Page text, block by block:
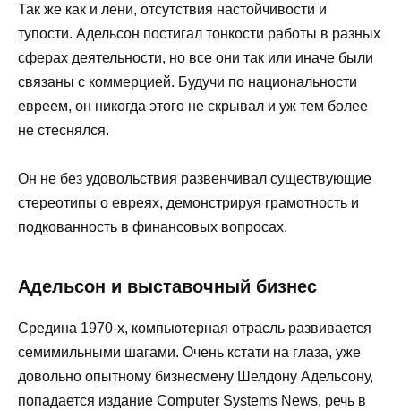
Так же как и лени, отсутствия настойчивости и
тупости. Адельсон постигал тонкости работы в разных
сферах деятельности, но все они так или иначе были
связаны с коммерцией. Будучи по национальности
евреем, он никогда этого не скрывал и уж тем более
не стеснялся.
Он не без удовольствия развенчивал существующие
стереотипы о евреях, демонстрируя грамотность и
подкованность в финансовых вопросах.
Адельсон и выставочный бизнес
Средина 1970-х, компьютерная отрасль развивается
семимильными шагами. Очень кстати на глаза, уже
довольно опытному бизнесмену Шелдону Адельсону,
попадается издание Computer Systems News, речь в